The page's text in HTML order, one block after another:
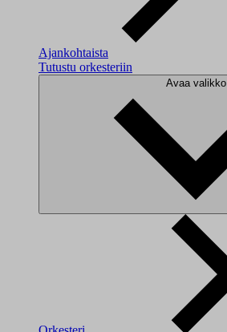
Ajankohtaista
Tutustu orkesteriin
Avaa valikko